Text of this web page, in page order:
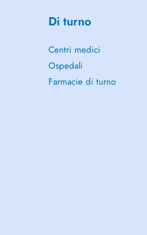
Di turno
Centri medici
Ospedali
Farmacie di turno